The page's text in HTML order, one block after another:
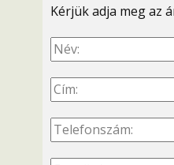
Kérjük adja meg az